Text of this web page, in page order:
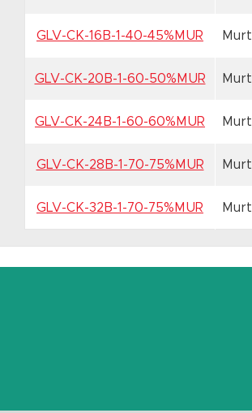
GLV-CK-16B-1-40-45%MUR
GLV-CK-20B-1-60-50%MUR
GLV-CK-24B-1-60-60%MUR
GLV-CK-28B-1-70-75%MUR
GLV-CK-32B-1-70-75%MUR